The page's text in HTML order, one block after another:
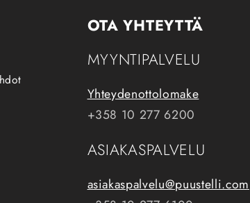
OTA YHTEYTTÄ
MYYNTIPALVELU
Yhteydenottolomake
+358 10 277 6200
ASIAKASPALVELU
asiakaspalvelu@puustelli.com